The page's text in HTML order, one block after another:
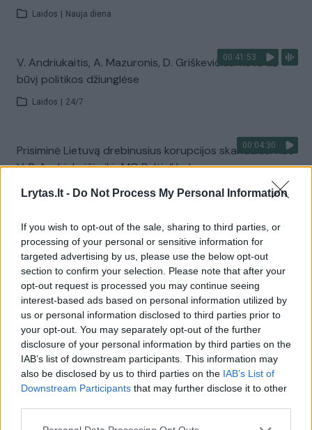
Lrytas.lt - Do Not Process My Personal Information
If you wish to opt-out of the sale, sharing to third parties, or
processing of your personal or sensitive information for
targeted advertising by us, please use the below opt-out
section to confirm your selection. Please note that after your
opt-out request is processed you may continue seeing
interest-based ads based on personal information utilized by
us or personal information disclosed to third parties prior to
your opt-out. You may separately opt-out of the further
disclosure of your personal information by third parties on the
IAB’s list of downstream participants. This information may
also be disclosed by us to third parties on the IAB’s List of
Downstream Participants that may further disclose it to other
Laidos Nauja diena
00:41:53
V. Andriukaitis, A. Mazuronis, D. Griškevičius: kova už
būvį politikos džiunglėse
Laidos 24/7
00:04:30
Prisiminė Lietuvą drebinusius korupcijos skandalus: nuo
V. P. Andriukaičio iki „MG Baltic“ bylos
Žinios | Lietuvos diena
00:41:54
V. Andriukaičio ir L. Kasčiūno debatai: Lietuvos valdžia
– raitelis be gavos?
00:51:26
V. P. Andriukaitis – apie LSDP silpnąją vietą, „Fegda“ ir
buvimą koalicijoje: iš šios krizės išeiti bus labai sunku
00:43:33